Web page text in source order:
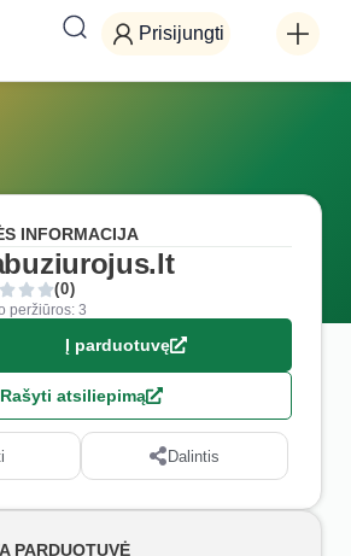
Prisijungti
INFORMACIJA
(0)
peržiūros: 3
Į parduotuvę
Rašyti atsiliepimą
Dalintis
PARDUOTUVĖ